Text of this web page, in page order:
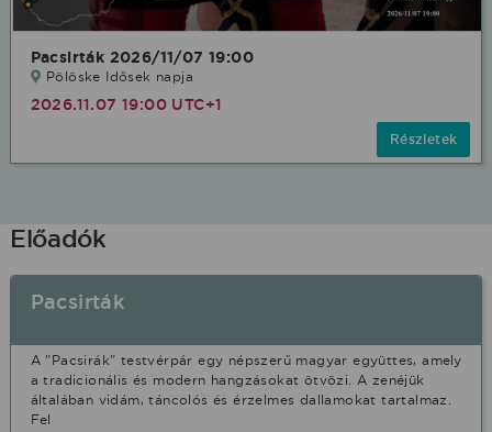
Pacsirták 2026/11/07 19:00
Pölöske Idősek napja
2026.11.07 19:00 UTC+1
Részletek
Előadók
Pacsirták
A "Pacsirák" testvérpár egy népszerű magyar együttes, amely
a tradicionális és modern hangzásokat ötvözi. A zenéjük
általában vidám, táncolós és érzelmes dallamokat tartalmaz.
Fel